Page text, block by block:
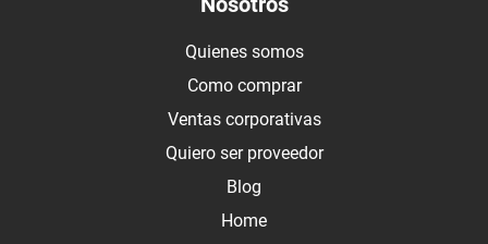
Quienes somos
Como comprar
Ventas corporativas
Quiero ser proveedor
Blog
Home